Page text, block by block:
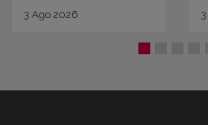
3 Ago 2026 3